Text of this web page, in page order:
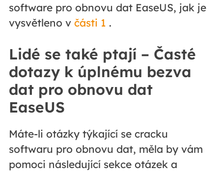
software pro obnovu dat EaseUS, jak je
vysvětleno v části 1 .
Lidé se také ptají – Časté
dotazy k úplnému bezva
dat pro obnovu dat
EaseUS
Máte-li otázky týkající se cracku
softwaru pro obnovu dat, měla by vám
pomoci následující sekce otázek a